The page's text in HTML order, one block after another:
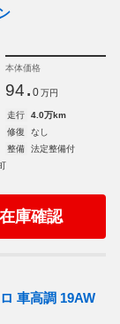
本体価格
94. 0 万円
走行
4.0万km
修復
なし
整備
法定整備付
庫確認
車高調 19AW